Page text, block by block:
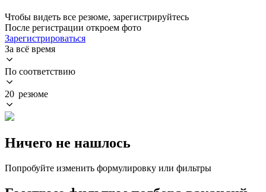
Чтобы видеть все резюме, зарегистрируйтесь
После регистрации откроем фото
Зарегистрироваться
За всё время
По соответствию
20 резюме
Ничего не нашлось
Попробуйте изменить формулировку или фильтры